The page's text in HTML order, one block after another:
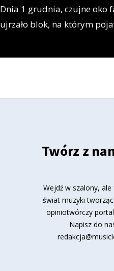
Dnia 1 grudnia, czujne oko
ujrzało blok, na którym
Twórz z
Wejdź w szalony,
świat muzyki
opiniotwórczy
Napisz do